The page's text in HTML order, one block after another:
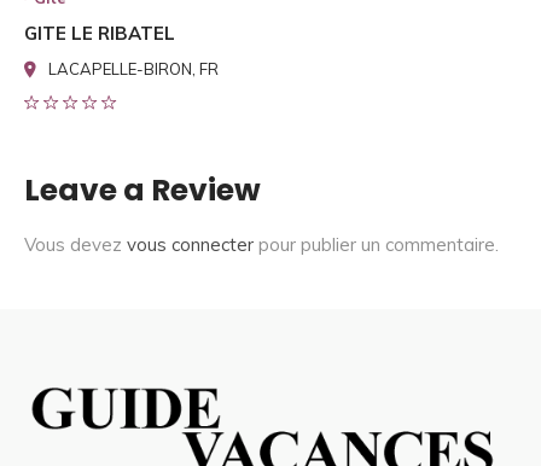
GITE LE RIBATEL
LACAPELLE-BIRON, FR
Leave a Review
Vous devez vous connecter pour publier un commentaire.